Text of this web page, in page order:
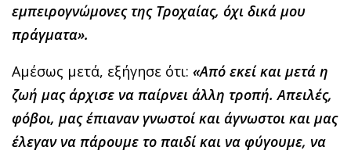
εμπειρογνώμονες της Τροχαίας, όχι δικά μου
πράγματα».
Αμέσως μετά, εξήγησε ότι: «Από εκεί και μετά η
ζωή μας άρχισε να παίρνει άλλη τροπή. Απειλές,
φόβοι, μας έπιαναν γνωστοί και άγνωστοι και μας
έλεγαν να πάρουμε το παιδί και να φύγουμε, να